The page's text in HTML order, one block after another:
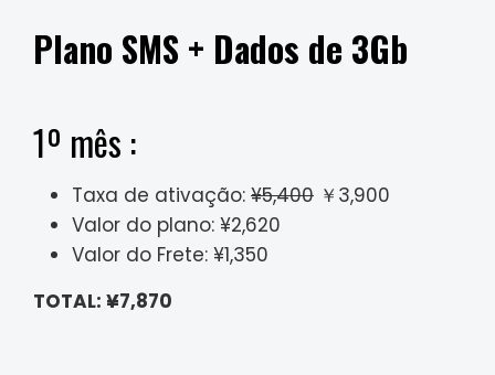
Plano SMS + Dados de 3Gb
1º mês :
Taxa de ativação: ¥5,400 ￥3,900
Valor do plano: ¥2,620
Valor do Frete: ¥1,350
TOTAL: ¥7,870